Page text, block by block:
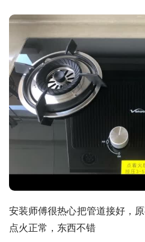
安装师傅很热心把管道接好，
点火正常，东西不错